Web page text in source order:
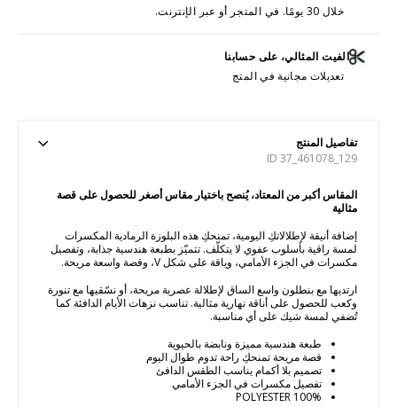
خلال 30 يومًا. في المتجر أو عبر الإنترنت.
الفيت المثالي، على حسابنا
تعديلات مجانية في المتج
تفاصيل المنتج
ID 37_461078_129
المقاس أكبر من المعتاد، يُنصح باختيار مقاس أصغر للحصول على قصة
مثالية
إضافة أنيقة لإطلالاتكِ اليومية، تمنحكِ هذه البلوزة الرمادية المكسرات
لمسة راقية بأسلوب عفوي لا يتكلّف. تتميّز بطبعة هندسية جذابة، وتفصيل
مكسرات في الجزء الأمامي، وياقة على شكل V، وقصة واسعة مريحة.
ارتديها مع بنطلون واسع الساق لإطلالة عصرية مريحة، أو نسّقيها مع تنورة
وكعب للحصول على أناقة نهارية مثالية. تناسب نزهات الأيام الدافئة كما
تُضفي لمسة شيك على أي مناسبة.
طبعة هندسية مميزة ونابضة بالحيوية
قصة مريحة تمنحكِ راحة تدوم طوال اليوم
تصميم بلا أكمام يناسب الطقس الدافئ
تفصيل مكسرات في الجزء الأمامي
100% POLYESTER